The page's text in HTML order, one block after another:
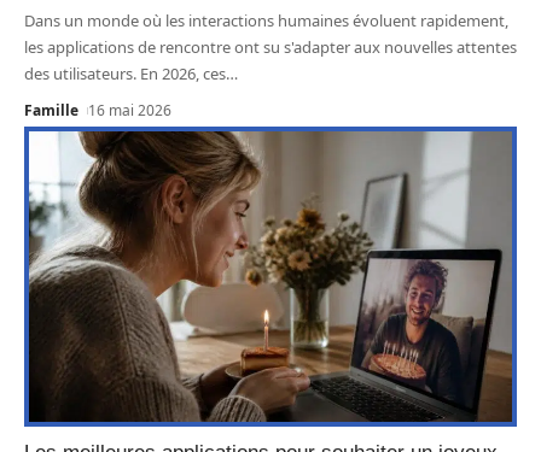
Dans un monde où les interactions humaines évoluent rapidement,
les applications de rencontre ont su s'adapter aux nouvelles attentes
des utilisateurs. En 2026, ces…
Famille 16 mai 2026